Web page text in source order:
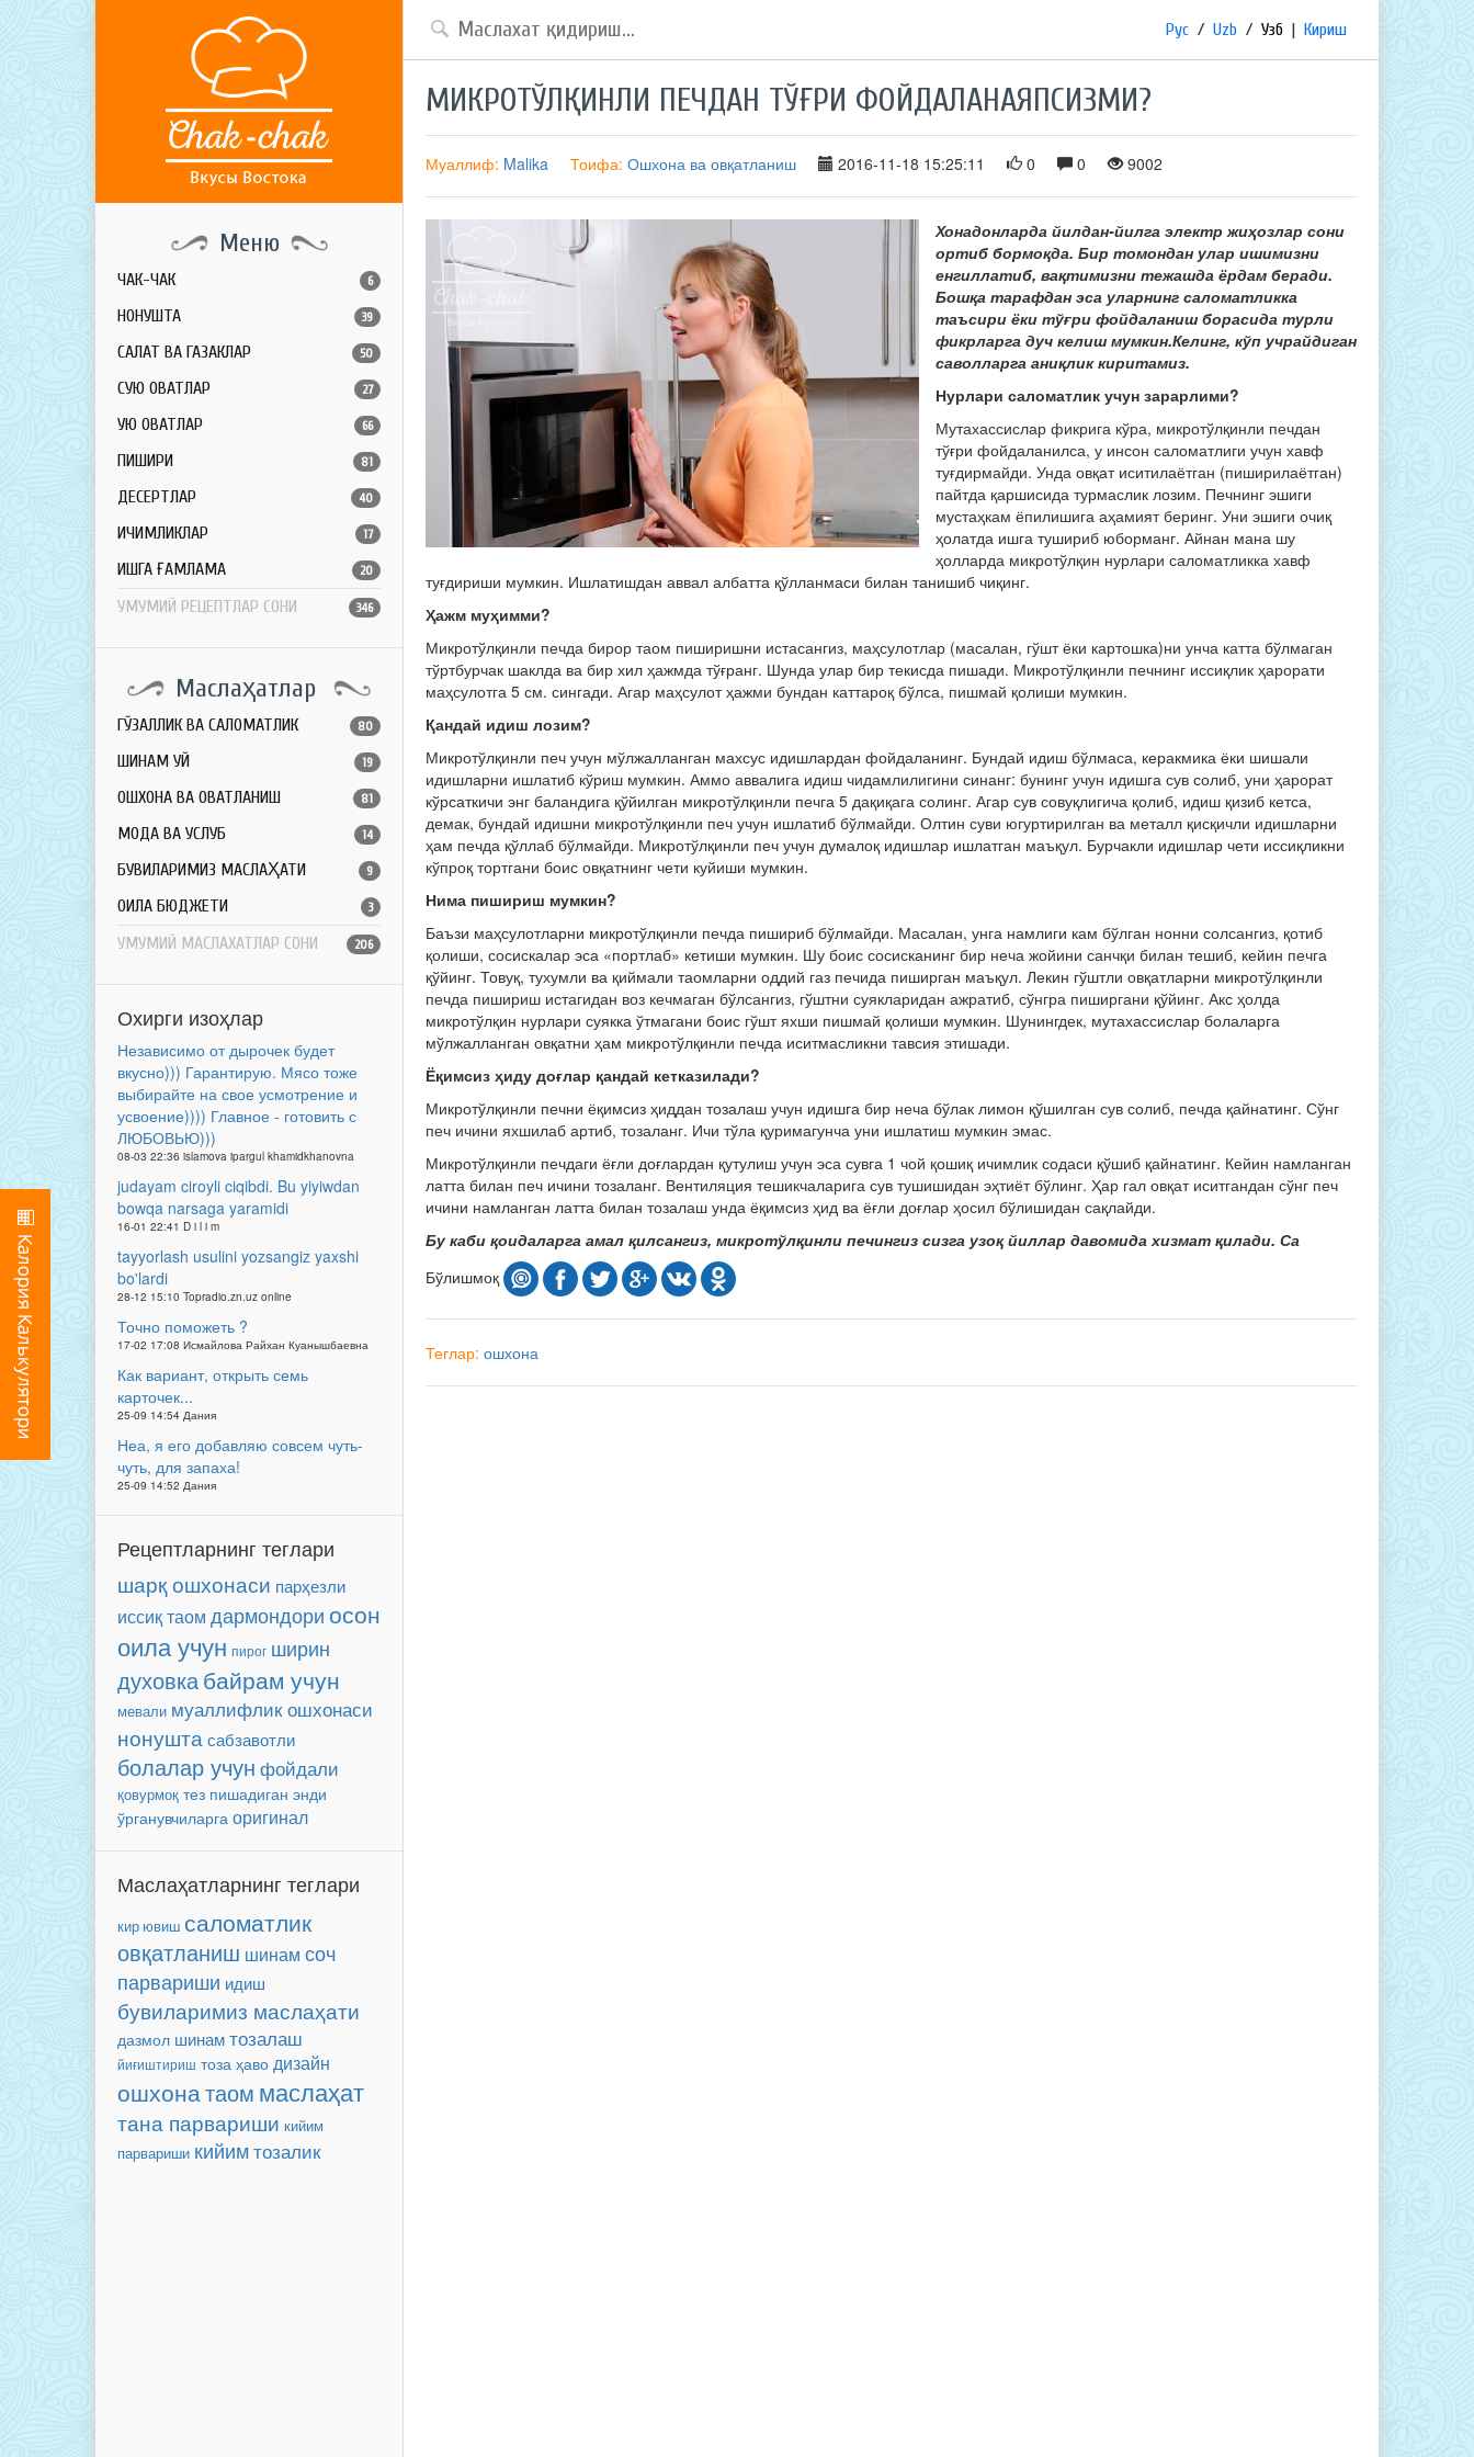
Меню
ЧАК-ЧАК 6
НОНУШТА 39
САЛАТ ВА ГАЗАКЛАР 50
СУЮҚ ОВҚАТЛАР 27
ҚУЮҚ ОВҚАТЛАР 66
ПИШИРИҚ 81
ДЕСЕРТЛАР 40
ИЧИМЛИКЛАР 17
ҚИШГА ҒАМЛАМА 20
УМУМИЙ РЕЦЕПТЛАР СОНИ 346
Маслаҳатлар
ГЎЗАЛЛИК ВА САЛОМАТЛИК 80
ШИНАМ УЙ 19
ОШХОНА ВА ОВҚАТЛАНИШ 81
МОДА ВА УСЛУБ 14
БУВИЛАРИМИЗ МАСЛАҲАТИ 9
ОИЛА БЮДЖЕТИ 3
УМУМИЙ МАСЛАХАТЛАР СОНИ 206
Охирги изоҳлар
Независимо от дырочек будет
вкусно))) Гарантирую. Мясо тоже
выбирайте на свое усмотрение и
усвоение)))) Главное - готовить с
ЛЮБОВЬЮ)))
08-03 22:36 islamova ipargul khamidkhanovna
judayam ciroyli ciqibdi. Bu yiyiwdan
bowqa narsaga yaramidi
16-01 22:41 D i l i m
tayyorlash usulini yozsangiz yaxshi
bo'lardi
28-12 15:10 Topradio.zn.uz online
Точно поможеть ?
17-02 17:08 Исмайлова Райхан Куанышбаевна
Как вариант, открыть семь
карточек...
25-09 14:54 Дания
Неа, я его добавляю совсем чуть-
чуть, для запаха!
25-09 14:52 Дания
Рецептларнинг теглари
шарқ ошхонаси парҳезли
иссиқ таом дармондори осон
оила учун пирог ширин
духовкабайрам учун
мевали муаллифлик ошхонаси
нонушта сабзавотли
болалар учун фойдали
қовурмоқ тез пишадиган энди
ўрганувчиларга оригинал
Маслаҳатларнинг теглари
кир ювиш саломатлик
овқатланиш шинам соч
парвариши идиш
бувиларимиз маслаҳати
дазмол шинамтозалаш
йиғиштириш тоза ҳаво дизайн
ошхонатаом маслаҳат
тана парвариши кийим
парвариши кийимтозалик
Рус / Uzb / Узб | Кириш
МИКРОТЎЛҚИНЛИ ПЕЧДАН ТЎҒРИ ФОЙДАЛАНАЯПСИЗМИ?
Муаллиф: Malika Тоифа: Ошхона ва овқатланиш 2016-11-18 15:25:11 0 0 9002
Хонадонларда йилдан-йилга электр жиҳозлар сони
ортиб бормоқда. Бир томондан улар ишимизни
енгиллатиб, вақтимизни тежашда ёрдам беради.
Бошқа тарафдан эса уларнинг саломатликка
таъсири ёки тўғри фойдаланиш борасида турли
фикрларга дуч келиш мумкин.Келинг, кўп учрайдиган
саволларга аниқлик киритамиз.
Нурлари саломатлик учун зарарлими?
Мутахассислар фикрига кўра, микротўлқинли печдан
тўғри фойдаланилса, у инсон саломатлиги учун хавф
туғдирмайди. Унда овқат иситилаётган (пиширилаётган)
пайтда қаршисида турмаслик лозим. Печнинг эшиги
мустаҳкам ёпилишига аҳамият беринг. Уни эшиги очиқ
ҳолатда ишга тушириб юборманг. Айнан мана шу
ҳолларда микротўлқин нурлари саломатликка хавф
туғдириши мумкин. Ишлатишдан аввал албатта қўлланмаси билан танишиб чиқинг.
Ҳажм муҳимми?
Микротўлқинли печда бирор таом пиширишни истасангиз, маҳсулотлар (масалан, гўшт ёки картошка)ни унча катта бўлмаган
тўртбурчак шаклда ва бир хил ҳажмда тўғранг. Шунда улар бир текисда пишади. Микротўлқинли печнинг иссиқлик ҳарорати
маҳсулотга 5 см. сингади. Агар маҳсулот ҳажми бундан каттароқ бўлса, пишмай қолиши мумкин.
Қандай идиш лозим?
Микротўлқинли печ учун мўлжалланган махсус идишлардан фойдаланинг. Бундай идиш бўлмаса, керакмика ёки шишали
идишларни ишлатиб кўриш мумкин. Аммо аввалига идиш чидамлилигини синанг: бунинг учун идишга сув солиб, уни ҳарорат
кўрсаткичи энг баландига қўйилган микротўлқинли печга 5 дақиқага солинг. Агар сув совуқлигича қолиб, идиш қизиб кетса,
демак, бундай идишни микротўлқинли печ учун ишлатиб бўлмайди. Олтин суви югуртирилган ва металл қисқичли идишларни
ҳам печда қўллаб бўлмайди. Микротўлқинли печ учун думалоқ идишлар ишлатган маъқул. Бурчакли идишлар чети иссиқликни
кўпроқ тортгани боис овқатнинг чети куйиши мумкин.
Нима пишириш мумкин?
Баъзи маҳсулотларни микротўлқинли печда пишириб бўлмайди. Масалан, унга намлиги кам бўлган нонни солсангиз, қотиб
қолиши, сосискалар эса «портлаб» кетиши мумкин. Шу боис сосисканинг бир неча жойини санчқи билан тешиб, кейин печга
қўйинг. Товуқ, тухумли ва қиймали таомларни оддий газ печида пиширган маъқул. Лекин гўштли овқатларни микротўлқинли
печда пишириш истагидан воз кечмаган бўлсангиз, гўштни суякларидан ажратиб, сўнгра пиширгани қўйинг. Акс ҳолда
микротўлқин нурлари суякка ўтмагани боис гўшт яхши пишмай қолиши мумкин. Шунингдек, мутахассислар болаларга
мўлжалланган овқатни ҳам микротўлқинли печда иситмасликни тавсия этишади.
Ёқимсиз ҳиду доғлар қандай кетказилади?
Микротўлқинли печни ёқимсиз ҳиддан тозалаш учун идишга бир неча бўлак лимон қўшилган сув солиб, печда қайнатинг. Сўнг
печ ичини яхшилаб артиб, тозаланг. Ичи тўла қуримагунча уни ишлатиш мумкин эмас.
Микротўлқинли печдаги ёғли доғлардан қутулиш учун эса сувга 1 чой қошиқ ичимлик содаси қўшиб қайнатинг. Кейин намланган
латта билан печ ичини тозаланг. Вентиляция тешикчаларига сув тушишидан эҳтиёт бўлинг. Ҳар гал овқат иситгандан сўнг печ
ичини намланган латта билан тозалаш унда ёқимсиз ҳид ва ёғли доғлар ҳосил бўлишидан сақлайди.
Бу каби қоидаларга амал қилсангиз, микротўлқинли печингиз сизга узоқ йиллар давомида хизмат қилади. Са
Бўлишмоқ
Теглар: ошхона